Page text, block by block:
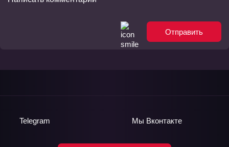
Отправить
Telegram Мы Вконтакте